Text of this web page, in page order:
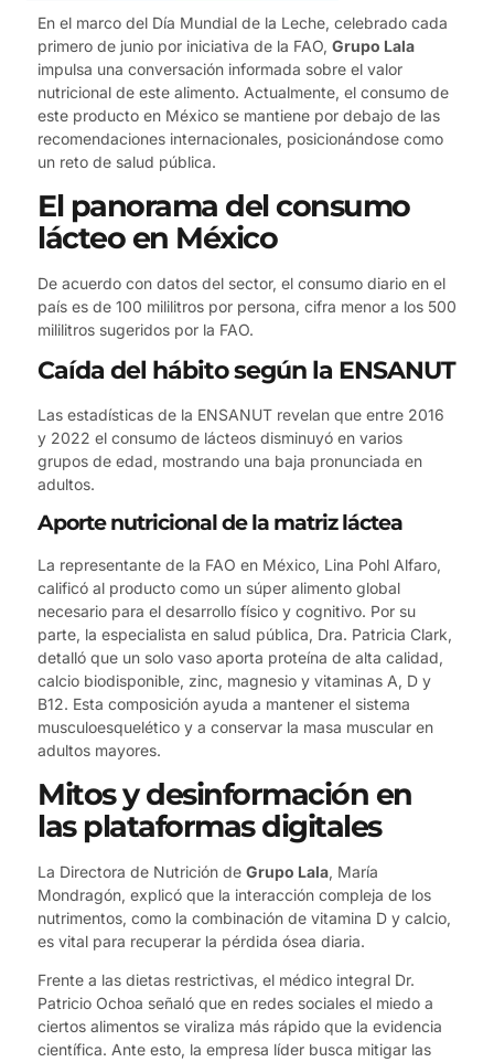
En el marco del Día Mundial de la Leche, celebrado cada
primero de junio por iniciativa de la FAO, Grupo Lala
impulsa una conversación informada sobre el valor
nutricional de este alimento. Actualmente, el consumo de
este producto en México se mantiene por debajo de las
recomendaciones internacionales, posicionándose como
un reto de salud pública.
El panorama del consumo
lácteo en México
De acuerdo con datos del sector, el consumo diario en el
país es de 100 mililitros por persona, cifra menor a los 500
mililitros sugeridos por la FAO.
Caída del hábito según la ENSANUT
Las estadísticas de la ENSANUT revelan que entre 2016
y 2022 el consumo de lácteos disminuyó en varios
grupos de edad, mostrando una baja pronunciada en
adultos.
Aporte nutricional de la matriz láctea
La representante de la FAO en México, Lina Pohl Alfaro,
calificó al producto como un súper alimento global
necesario para el desarrollo físico y cognitivo. Por su
parte, la especialista en salud pública, Dra. Patricia Clark,
detalló que un solo vaso aporta proteína de alta calidad,
calcio biodisponible, zinc, magnesio y vitaminas A, D y
B12. Esta composición ayuda a mantener el sistema
musculoesquelético y a conservar la masa muscular en
adultos mayores.
Mitos y desinformación en
las plataformas digitales
La Directora de Nutrición de Grupo Lala, María
Mondragón, explicó que la interacción compleja de los
nutrimentos, como la combinación de vitamina D y calcio,
es vital para recuperar la pérdida ósea diaria.
Frente a las dietas restrictivas, el médico integral Dr.
Patricio Ochoa señaló que en redes sociales el miedo a
ciertos alimentos se viraliza más rápido que la evidencia
científica. Ante esto, la empresa líder busca mitigar las